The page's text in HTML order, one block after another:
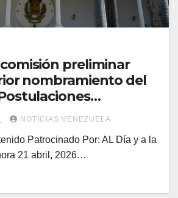
preliminar
nombramiento del
NOTICIAS VENEZUELA
Patrocinado Por: AL Día y a la
21 abril, 2026…